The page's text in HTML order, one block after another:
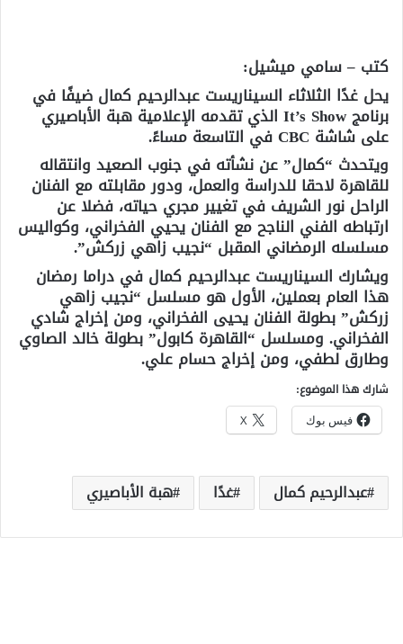
كتب – سامي ميشيل:
يحل غدًا الثلاثاء السيناريست عبدالرحيم كمال ضيفًا في
برنامج It’s Show الذي تقدمه الإعلامية هبة الأباصيري
على شاشة CBC في التاسعة مساءً.
ويتحدث “كمال” عن نشأته في جنوب الصعيد وانتقاله
للقاهرة لاحقا للدراسة والعمل، ودور مقابلته مع الفنان
الراحل نور الشريف في تغيير مجري حياته، فضلا عن
ارتباطه الفني الناجح مع الفنان يحيي الفخراني، وكواليس
مسلسله الرمضاني المقبل “نجيب زاهي زركش”.
ويشارك السيناريست عبدالرحيم كمال في دراما رمضان
هذا العام بعملين، الأول هو مسلسل “نجيب زاهي
زركش” بطولة الفنان يحيى الفخراني، ومن إخراج شادي
الفخراني. ومسلسل “القاهرة كابول” بطولة خالد الصاوي
وطارق لطفي، ومن إخراج حسام علي.
شارك هذا الموضوع:
فيس بوك X
عبدالرحيم كمال غدًا هبة الأباصيري